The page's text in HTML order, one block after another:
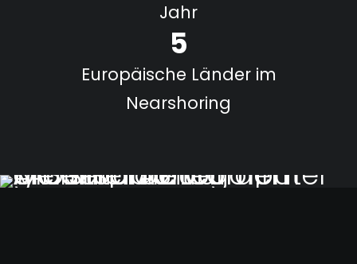
Jahr
5
Europäische Länder im
Nearshoring